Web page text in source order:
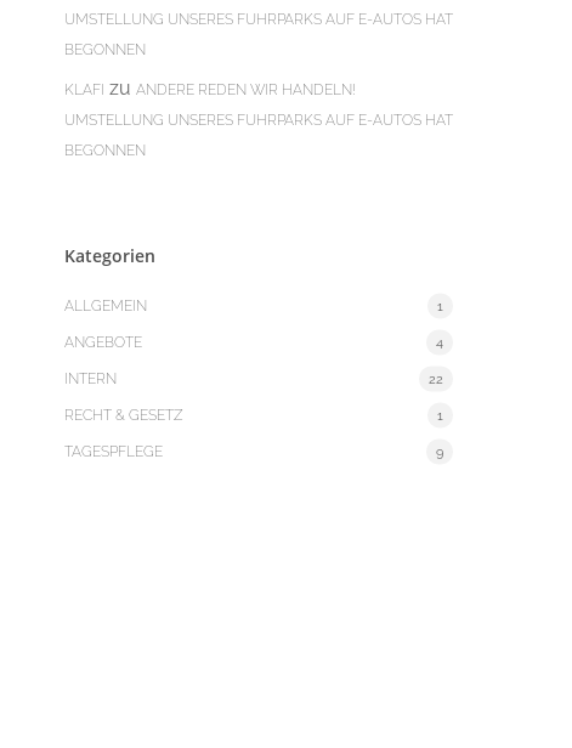
UMSTELLUNG UNSERES FUHRPARKS AUF E-AUTOS HAT
BEGONNEN
KLAFI zu ANDERE REDEN WIR HANDELN!
UMSTELLUNG UNSERES FUHRPARKS AUF E-AUTOS HAT
BEGONNEN
Kategorien
ALLGEMEIN 1
ANGEBOTE 4
INTERN 22
RECHT & GESETZ 1
TAGESPFLEGE 9